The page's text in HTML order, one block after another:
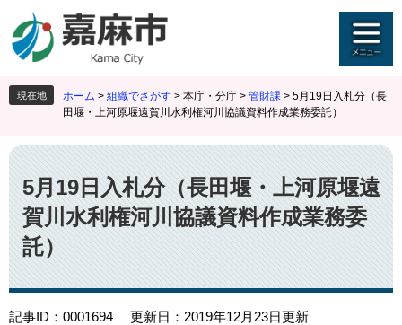
ジ
先
頭
。
ュ
を
飛
て
本
文
へ
現在地 ホーム > 組織でさがす > 本庁・分庁 > 管財課 > 5月19日入札分（長
田堰・上河原堰遠賀川水利権河川協議資料作成業務委託）
本
文
5月19日入札分（長田堰・上河原堰遠
賀川水利権河川協議資料作成業務委
託）
記事ID：0001694 更新日：2019年12月23日更新